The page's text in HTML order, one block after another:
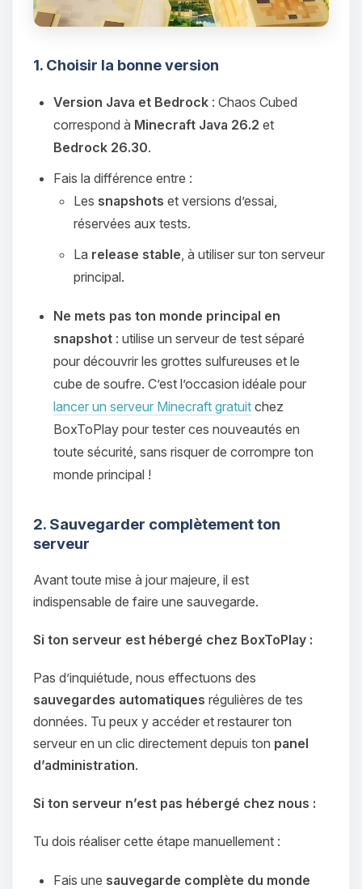
1. Choisir la bonne version
Version Java et Bedrock : Chaos Cubed
correspond à Minecraft Java 26.2 et
Bedrock 26.30.
Fais la différence entre :
Les snapshots et versions d’essai,
réservées aux tests.
La release stable , à utiliser sur ton serveur
principal.
Ne mets pas ton monde principal en
snapshot : utilise un serveur de test séparé
pour découvrir les grottes sulfureuses et le
cube de soufre. C’est l’occasion idéale pour
lancer un serveur Minecraft gratuit chez
BoxToPlay pour tester ces nouveautés en
toute sécurité, sans risquer de corrompre ton
monde principal !
2. Sauvegarder complètement ton
serveur
Avant toute mise à jour majeure, il est
indispensable de faire une sauvegarde.
Si ton serveur est hébergé chez BoxToPlay :
Pas d’inquiétude, nous effectuons des
sauvegardes automatiques régulières de tes
données. Tu peux y accéder et restaurer ton
serveur en un clic directement depuis ton panel
d’administration.
Si ton serveur n’est pas hébergé chez nous :
Tu dois réaliser cette étape manuellement :
Fais une sauvegarde complète du monde